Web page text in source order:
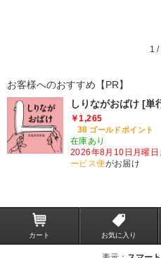
1 /
お客様へのおすすめ【PR】
しりながおばけ [単
￥1,265
38 ゴールドポイント
在庫あり
2026年8月10日月曜日
ービス便がお届け
カート お気に入り